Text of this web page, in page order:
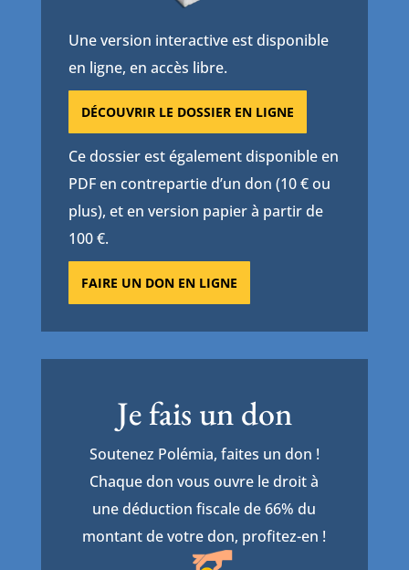
Une version interactive est disponible
en ligne, en accès libre.
DÉCOUVRIR LE DOSSIER EN LIGNE
Ce dossier est également disponible en
PDF en contrepartie d’un don (10 € ou
plus), et en version papier à partir de
100 €.
FAIRE UN DON EN LIGNE
Je fais un don
Soutenez Polémia, faites un don !
Chaque don vous ouvre le droit à
une déduction fiscale de 66% du
montant de votre don, profitez-en !